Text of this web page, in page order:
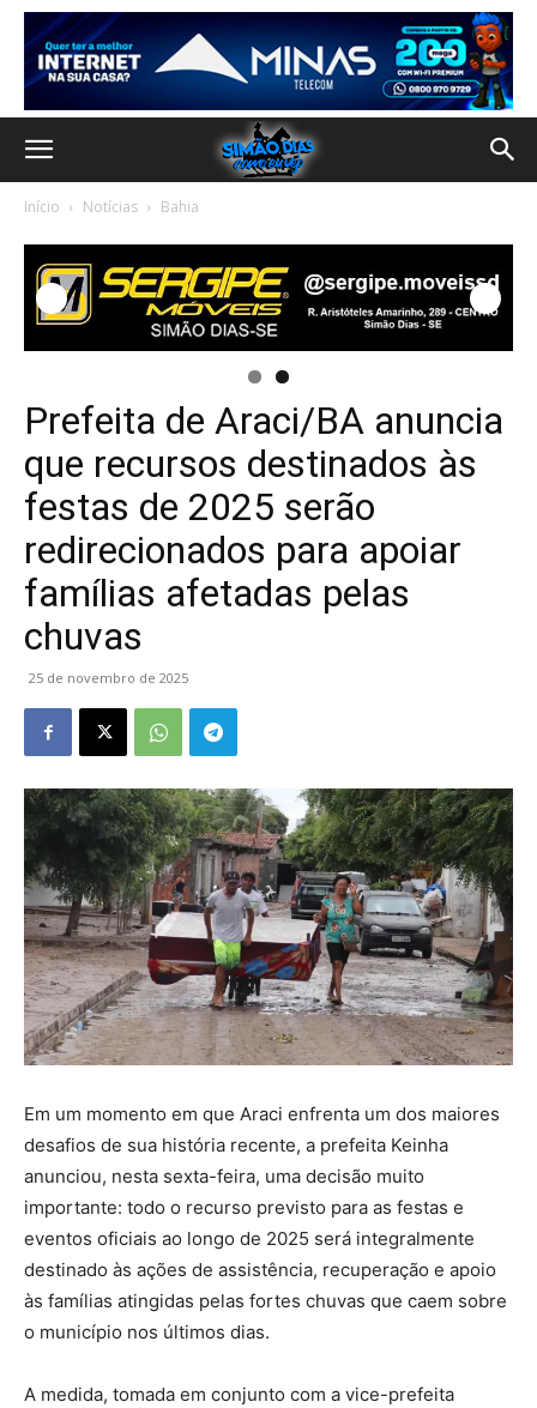
Início Notícias Bahia
Prefeita de Araci/BA anuncia
que recursos destinados às
festas de 2025 serão
redirecionados para apoiar
famílias afetadas pelas
chuvas
25 de novembro de 2025
Em um momento em que Araci enfrenta um dos maiores
desafios de sua história recente, a prefeita Keinha
anunciou, nesta sexta-feira, uma decisão muito
importante: todo o recurso previsto para as festas e
eventos oficiais ao longo de 2025 será integralmente
destinado às ações de assistência, recuperação e apoio
às famílias atingidas pelas fortes chuvas que caem sobre
o município nos últimos dias.
A medida, tomada em conjunto com a vice-prefeita